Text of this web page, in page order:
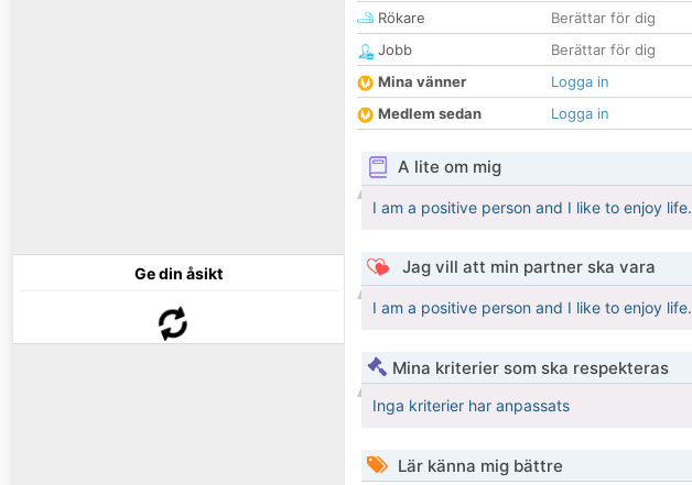
Ge din åsikt
Rökare
Berättar för dig
Jobb
Berättar för dig
Mina vänner
Logga in
Medlem sedan
Logga in
A lite om mig
I am a positive person and I like to enjoy life.
Jag vill att min partner ska vara
I am a positive person and I like to enjoy life.
Mina kriterier som ska respekteras
Inga kriterier har anpassats
Lär känna mig bättre